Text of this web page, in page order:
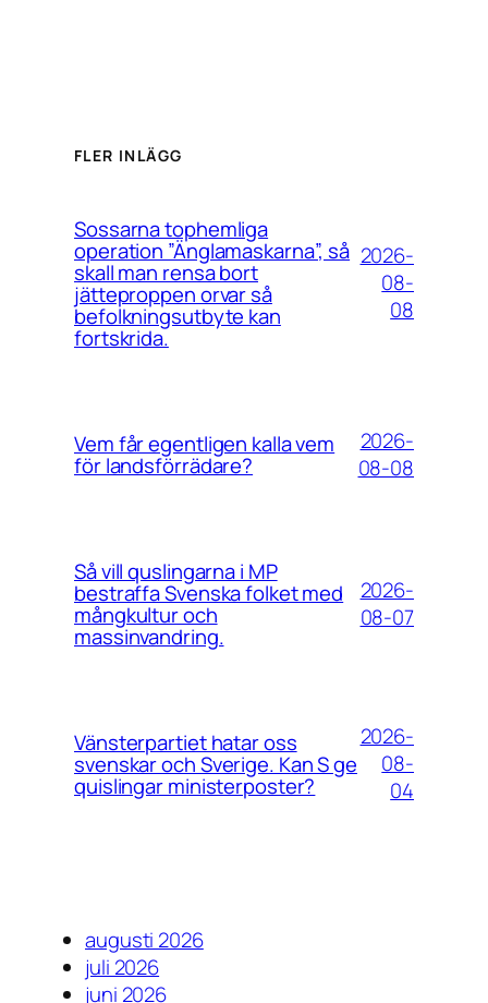
FLER INLÄGG
Sossarna tophemliga
operation ”Änglamaskarna”, så
skall man rensa bort
jätteproppen orvar så
befolkningsutbyte kan
fortskrida.
2026-
08-
08
Vem får egentligen kalla vem
för landsförrädare?
2026-
08-08
Så vill quslingarna i MP
bestraffa Svenska folket med
mångkultur och
massinvandring.
2026-
08-07
Vänsterpartiet hatar oss
svenskar och Sverige. Kan S ge
quislingar ministerposter?
2026-
08-
04
augusti 2026
juli 2026
juni 2026